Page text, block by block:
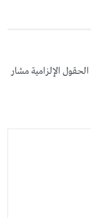
الحقول الإلزامية مشار